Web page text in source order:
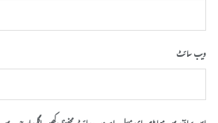
ویب‌ سائٹ